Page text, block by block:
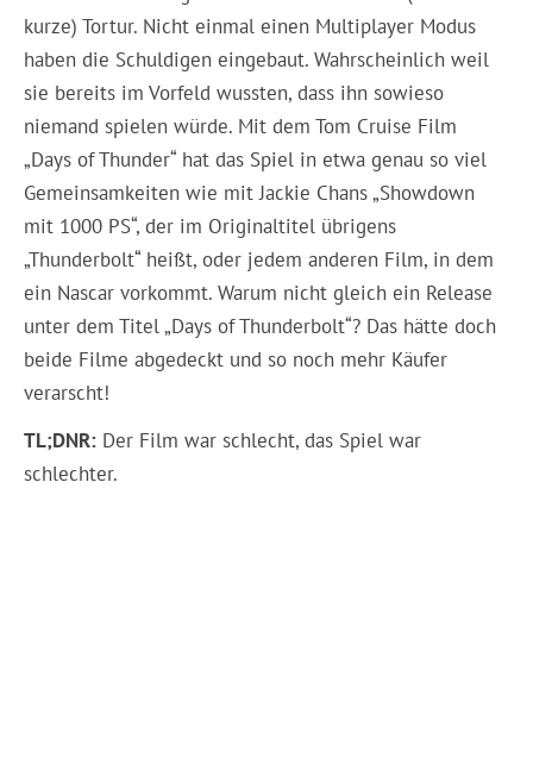
kurze) Tortur. Nicht einmal einen Multiplayer Modus
haben die Schuldigen eingebaut. Wahrscheinlich weil
sie bereits im Vorfeld wussten, dass ihn sowieso
niemand spielen würde. Mit dem Tom Cruise Film
„Days of Thunder“ hat das Spiel in etwa genau so viel
Gemeinsamkeiten wie mit Jackie Chans „Showdown
mit 1000 PS“, der im Originaltitel übrigens
„Thunderbolt“ heißt, oder jedem anderen Film, in dem
ein Nascar vorkommt. Warum nicht gleich ein Release
unter dem Titel „Days of Thunderbolt“? Das hätte doch
beide Filme abgedeckt und so noch mehr Käufer
verarscht!
TL;DNR: Der Film war schlecht, das Spiel war
schlechter.